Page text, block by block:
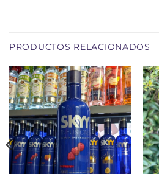
PRODUCTOS RELACIONADOS